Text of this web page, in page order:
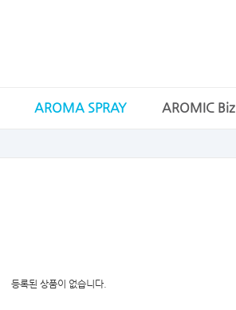
AROMA SPRAY AROMIC Biz
등록된 상품이 없습니다.